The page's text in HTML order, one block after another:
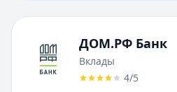
ДОМ.РФ Банк
Вклады
4/5